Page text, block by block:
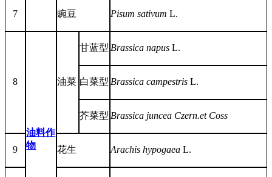
7 豌豆 Pisum sativum L.
8
油料作
物
油菜
甘蓝型 Brassica napusL.
白菜型 Brassica campestrisL.
芥菜型 Brassica juncea Czern.et Coss
9 花生 Arachis hypogaea L.